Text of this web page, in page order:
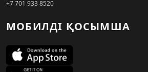
+7 701 933 8520
МОБИЛДІ ҚОСЫМША